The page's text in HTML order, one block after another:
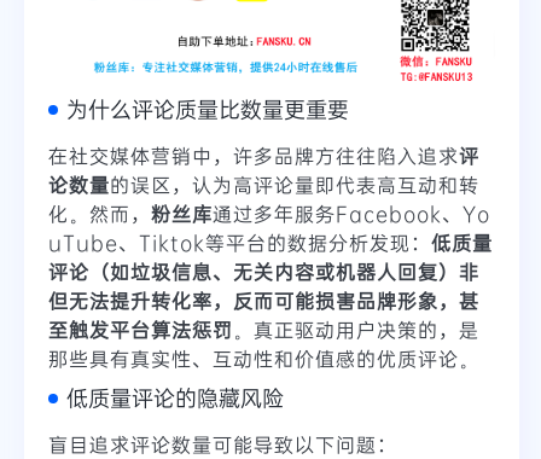
为什么评论质量比数量更重要
在社交媒体营销中，许多品牌方往往陷入追求评
论数量的误区，认为高评论量即代表高互动和转
化。然而， 粉丝库通过多年服务Facebook、Yo
uTube、Tiktok等平台的数据分析发现： 低质量
评论（如垃圾信息、无关内容或机器人回复）非
但无法提升转化率，反而可能损害品牌形象，甚
至触发平台算法惩罚 。真正驱动用户决策的，是
那些具有真实性、互动性和价值感的优质评论。
低质量评论的隐藏风险
盲目追求评论数量可能导致以下问题：